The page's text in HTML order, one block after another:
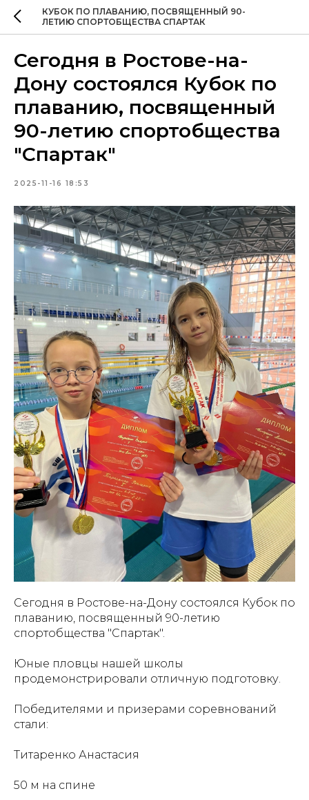
КУБОК ПО ПЛАВАНИЮ, ПОСВЯЩЕННЫЙ 90-
ЛЕТИЮ СПОРТОБЩЕСТВА СПАРТАК
Сегодня в Ростове-на-
Дону состоялся Кубок по
плаванию, посвященный
90-летию спортобщества
"Спартак"
2025-11-16 18:53
Сегодня в Ростове-на-Дону состоялся Кубок по
плаванию, посвященный 90-летию
спортобщества "Спартак".
Юные пловцы нашей школы
продемонстрировали отличную подготовку.
Победителями и призерами соревнований
стали:
Титаренко Анастасия
50 м на спине